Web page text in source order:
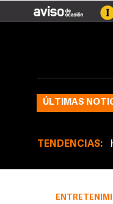
ÚLTIMAS
TENDENCIAS: